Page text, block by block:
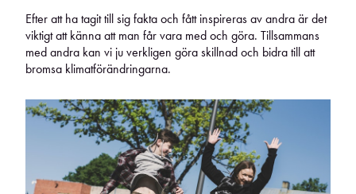
Efter att ha tagit till sig fakta och fått inspireras av andra är det
viktigt att känna att man får vara med och göra. Tillsammans
med andra kan vi ju verkligen göra skillnad och bidra till att
bromsa klimatförändringarna.